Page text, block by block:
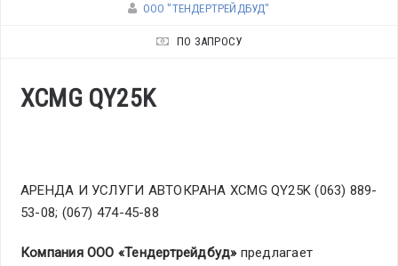
ООО "ТЕНДЕРТРЕЙДБУД"
ПО ЗАПРОСУ
XCMG QY25K
АРЕНДА И УСЛУГИ АВТОКРАНА XCMG QY25K (063) 889-
53-08; (067) 474-45-88
Компания ООО «Тендертрейдбуд»предлагает